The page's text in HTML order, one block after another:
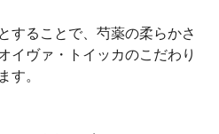
することで、芍薬の柔らかさ
イヴァ・トイッカのこだわり
す。